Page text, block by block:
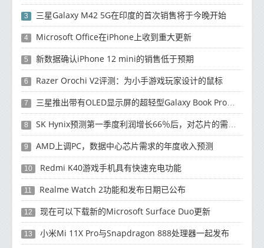
3 三星Galaxy M42 5G在印度的首次销售将于今晚开始
4 Microsoft Office在iPhone上收到重大更新
5 新数据确认iPhone 12 mini的销售低于预期
6 Razer Orochi V2评测：为小手游戏玩家设计的鼠标
7 三星推出带有OLED显示屏的超轻型Galaxy Book Pro和Galaxy Book Pro 360笔记本电脑
8 SK Hynix预测第一季度利润增长66％后，对芯片的需求将增强
9 AMD上调PC，数据中心芯片需求的年度收入预测
10 Redmi K40游戏手机具有快速充电功能
11 Realme Watch 2功能和发布日期已公布
12 现在可以下载新的Microsoft Surface Duo更新
13 小米Mi 11X Pro与Snapdragon 888处理器一起发布